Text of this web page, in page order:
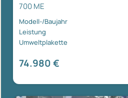
700 ME
Modell-/Baujahr
Leistung
Umweltplakette
74.980 €